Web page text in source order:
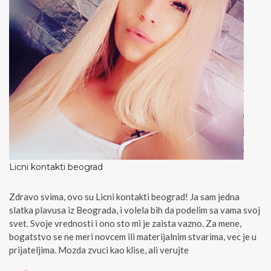
Licni kontakti beograd
Zdravo svima, ovo su Licni kontakti beograd! Ja sam jedna
slatka plavusa iz Beograda, i volela bih da podelim sa vama svoj
svet. Svoje vrednosti i ono sto mi je zaista vazno. Za mene,
bogatstvo se ne meri novcem ili materijalnim stvarima, vec je u
prijateljima. Mozda zvuci kao klise, ali verujte